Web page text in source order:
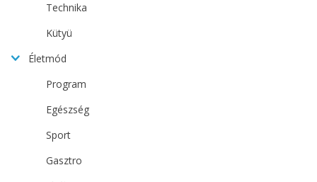
Technika
Kütyü
Életmód
Program
Egészség
Sport
Gasztro